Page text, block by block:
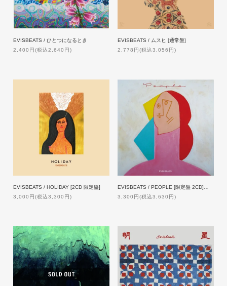
EVISBEATS / ひとつになるとき
2,400円(税込2,640円)
EVISBEATS / ムスヒ [通常盤]
2,778円(税込3,056円)
EVISBEATS / HOLIDAY [2CD 限定盤]
3,000円(税込3,300円)
3,300円(税込3,630円)